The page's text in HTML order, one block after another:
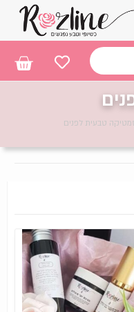
טבעית לפנים